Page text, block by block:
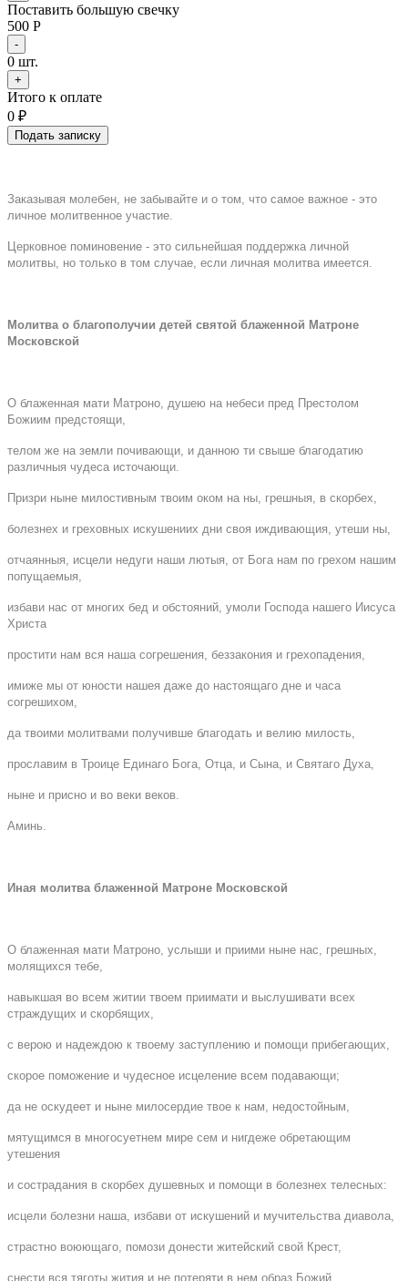
Поставить большую свечку
500 Р
-
0 шт.
+
Итого к оплате
0 ₽
Подать записку
Заказывая молебен, не забывайте и о том, что самое важное - это
личное молитвенное участие.
Церковное поминовение - это сильнейшая поддержка личной
молитвы, но только в том случае, если личная молитва имеется.
Молитва о благополучии детей святой блаженной Матроне
Московской
О блаженная мати Матроно, душею на небеси пред Престолом
Божиим предстоящи,
телом же на земли почивающи, и данною ти свыше благодатию
различныя чудеса источающи.
Призри ныне милостивным твоим оком на ны, грешныя, в скорбех,
болезнех и греховных искушениих дни своя иждивающия, утеши ны,
отчаянныя, исцели недуги наши лютыя, от Бога нам по грехом нашим
попущаемыя,
избави нас от многих бед и обстояний, умоли Господа нашего Иисуса
Христа
простити нам вся наша согрешения, беззакония и грехопадения,
имиже мы от юности нашея даже до настоящаго дне и часа
согрешихом,
да твоими молитвами получивше благодать и велию милость,
прославим в Троице Единаго Бога, Отца, и Сына, и Святаго Духа,
ныне и присно и во веки веков.
Аминь.
Иная молитва блаженной Матроне Московской
О блаженная мати Матроно, услыши и приими ныне нас, грешных,
молящихся тебе,
навыкшая во всем житии твоем приимати и выслушивати всех
страждущих и скорбящих,
с верою и надеждою к твоему заступлению и помощи прибегающих,
скорое поможение и чудесное исцеление всем подавающи;
да не оскудеет и ныне милосердие твое к нам, недостойным,
мятущимся в многосуетнем мире сем и нигдеже обретающим
утешения
и сострадания в скорбех душевных и помощи в болезнех телесных:
исцели болезни наша, избави от искушений и мучительства диавола,
страстно воюющаго, помози донести житейский свой Крест,
снести вся тяготы жития и не потеряти в нем образ Божий,